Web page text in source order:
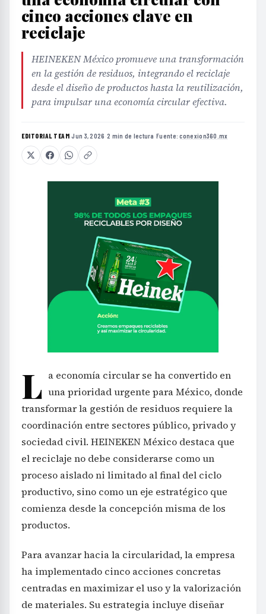
cinco acciones clave en
reciclaje
HEINEKEN México promueve una transformación
en la gestión de residuos, integrando el reciclaje
desde el diseño de productos hasta la reutilización,
para impulsar una economía circular efectiva.
EDITORIAL TEAM·Jun 3, 2026 ·2 min de lectura ·Fuente:conexion360.mx
L a economía circular se ha convertido en
una prioridad urgente para México, donde
transformar la gestión de residuos requiere la
coordinación entre sectores público, privado y
sociedad civil. HEINEKEN México destaca que
el reciclaje no debe considerarse como un
proceso aislado ni limitado al final del ciclo
productivo, sino como un eje estratégico que
comienza desde la concepción misma de los
productos.
Para avanzar hacia la circularidad, la empresa
ha implementado cinco acciones concretas
centradas en maximizar el uso y la valorización
de materiales. Su estrategia incluye diseñar